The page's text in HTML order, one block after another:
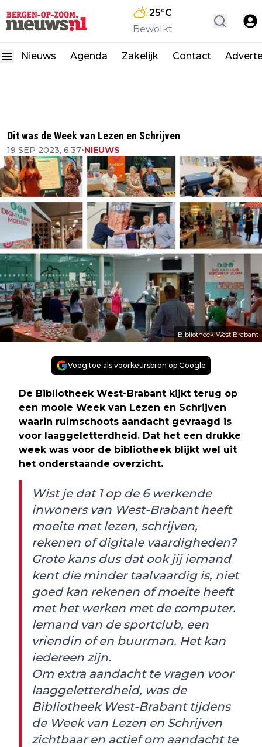
25°C
Bewolkt
Nieuws Agenda Zakelijk Contact
Dit was de Week van Lezen en Schrijven
19 SEP 2023, 6:37•NIEUWS
Bibliotheek West Brabant
Voeg toe als voorkeursbron op Google
De Bibliotheek West-Brabant kijkt terug op
een mooie Week van Lezen en Schrijven
waarin ruimschoots aandacht gevraagd is
voor laaggeletterdheid. Dat het een drukke
week was voor de bibliotheek blijkt wel uit
het onderstaande overzicht.
Wist je dat 1 op de 6 werkende
inwoners van West-Brabant heeft
moeite met lezen, schrijven,
rekenen of digitale vaardigheden?
Grote kans dus dat ook jij iemand
kent die minder taalvaardig is, niet
goed kan rekenen of moeite heeft
met het werken met de computer.
Iemand van de sportclub, een
vriendin of en buurman. Het kan
iedereen zijn.
Om extra aandacht te vragen voor
laaggeletterdheid, was de
Bibliotheek West-Brabant tijdens
de Week van Lezen en Schrijven
zichtbaar en actief om aandacht te